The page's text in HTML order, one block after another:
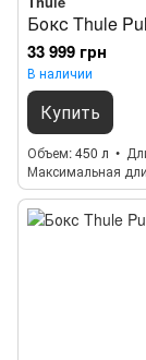
Бокс Thule
33 999 грн
В наличии
Купить
Объем 450 л
Максимальная